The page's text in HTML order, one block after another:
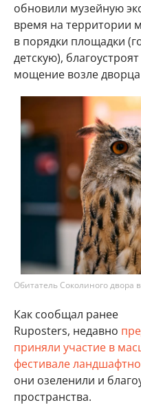
обновили музейную
время на территории
в порядки площадки
детскую),
мощение возле
Обитатель Соколиного двора
Как сообщал ранее
Ruposters, недавно
приняли участие в
фестивале
они озеленили и
пространства.